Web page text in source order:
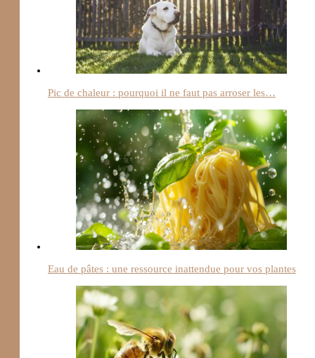
Pic de chaleur : pourquoi il ne faut pas arroser les…
Eau de pâtes : une ressource inattendue pour vos plantes